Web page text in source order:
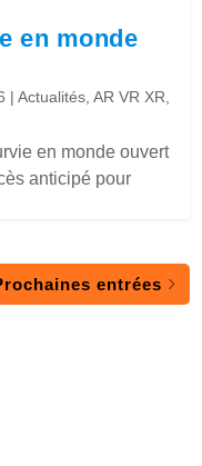
en monde
|Actualités ,AR VR XR
en monde ouvert
anticipé pour
entrées